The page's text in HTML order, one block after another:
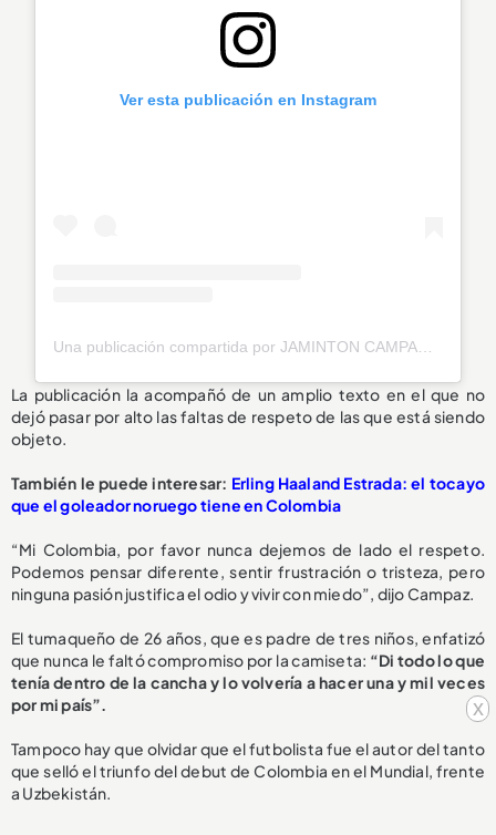
x
Ver esta publicación en Instagram
La publicación la acompañó de un amplio texto en el que no
dejó pasar por alto las faltas de respeto de las que está siendo
objeto.
También le puede interesar: Erling Haaland Estrada: el tocayo
que el goleador noruego tiene en Colombia
“Mi Colombia, por favor nunca dejemos de lado el respeto.
Podemos pensar diferente, sentir frustración o tristeza, pero
ninguna pasión justifica el odio y vivir con miedo”, dijo Campaz.
El tumaqueño de 26 años, que es padre de tres niños, enfatizó
que nunca le faltó compromiso por la camiseta: “Di todo lo que
tenía dentro de la cancha y lo volvería a hacer una y mil veces
por mi país”.
Tampoco hay que olvidar que el futbolista fue el autor del tanto
que selló el triunfo del debut de Colombia en el Mundial, frente
a Uzbekistán.